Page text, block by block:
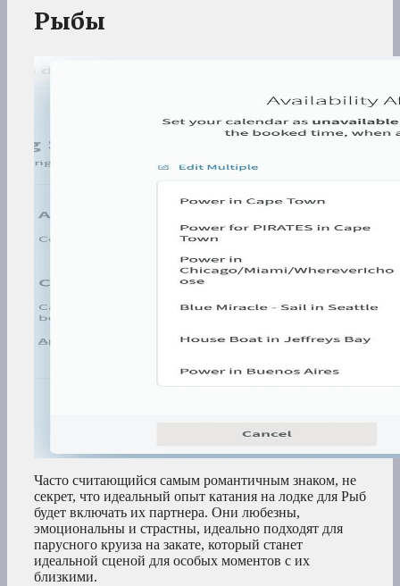
Рыбы
Часто считающийся самым романтичным знаком, не
секрет, что идеальный опыт катания на лодке для Рыб
будет включать их партнера. Они любезны,
эмоциональны и страстны, идеально подходят для
парусного круиза на закате, который станет
идеальной сценой для особых моментов с их
близкими.